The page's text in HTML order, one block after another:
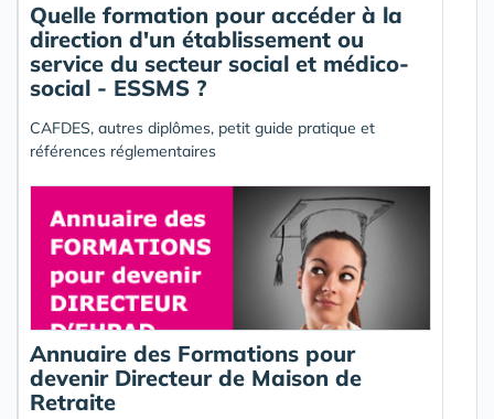
Quelle formation pour accéder à la
direction d'un établissement ou
service du secteur social et médico-
social - ESSMS ?
CAFDES, autres diplômes, petit guide pratique et
références réglementaires
Annuaire des Formations pour
devenir Directeur de Maison de
Retraite